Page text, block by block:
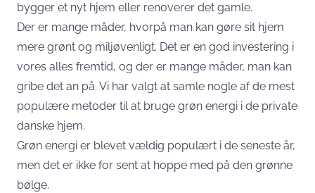
bygger et nyt hjem eller renoverer det gamle.
Der er mange måder, hvorpå man kan gøre sit hjem
mere grønt og miljøvenligt. Det er en god investering i
vores alles fremtid, og der er mange måder, man kan
gribe det an på. Vi har valgt at samle nogle af de mest
populære metoder til at bruge grøn energi i de private
danske hjem.
Grøn energi er blevet vældig populært i de seneste år,
men det er ikke for sent at hoppe med på den grønne
bølge.